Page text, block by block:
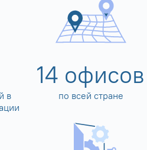
в
14 офисов
по всей стране